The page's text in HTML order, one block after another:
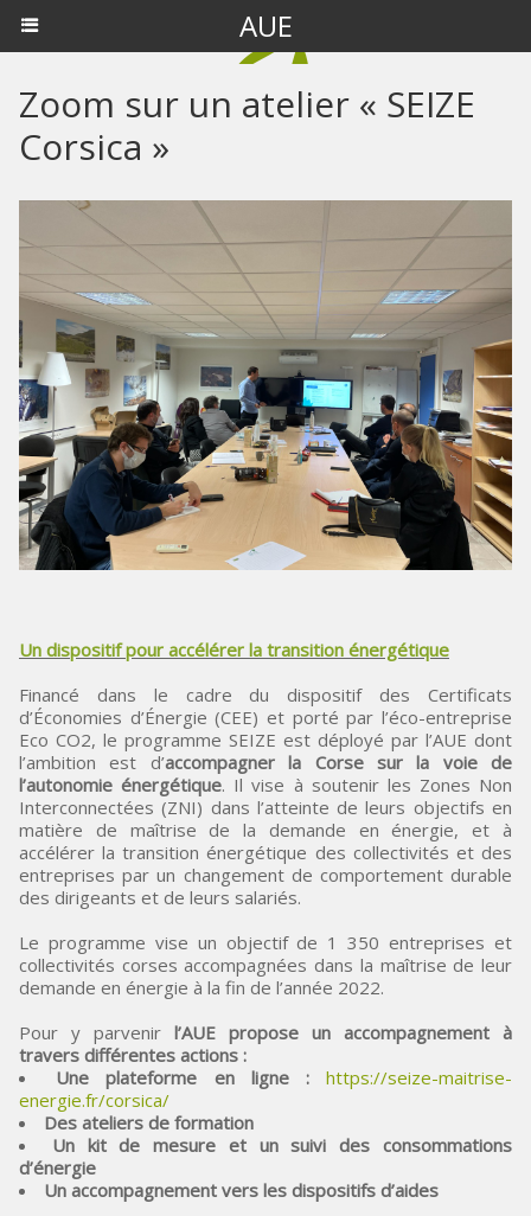
AUE
Zoom sur un atelier « SEIZE
Corsica »
Un dispositif pour accélérer la transition énergétique
Financé dans le cadre du dispositif des Certificats
d’Économies d’Énergie (CEE) et porté par l’éco-entreprise
Eco CO2, le programme SEIZE est déployé par l’AUE dont
l’ambition est d’accompagner la Corse sur la voie de
l’autonomie énergétique. Il vise à soutenir les Zones Non
Interconnectées (ZNI) dans l’atteinte de leurs objectifs en
matière de maîtrise de la demande en énergie, et à
accélérer la transition énergétique des collectivités et des
entreprises par un changement de comportement durable
des dirigeants et de leurs salariés.
Le programme vise un objectif de 1 350 entreprises et
collectivités corses accompagnées dans la maîtrise de leur
demande en énergie à la fin de l’année 2022.
Pour y parvenir l’AUE propose un accompagnement à
travers différentes actions :
Une plateforme en ligne :https://seize-maitrise-
energie.fr/corsica/
Des ateliers de formation
Un kit de mesure et un suivi des consommations
d’énergie
Un accompagnement vers les dispositifs d’aides